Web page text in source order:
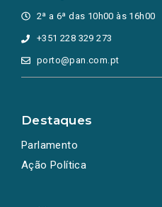
2ª a 6ª das 10h00 às 16h00
+351 228 329 273
porto@pan.com.pt
Destaques
Parlamento
Ação Política